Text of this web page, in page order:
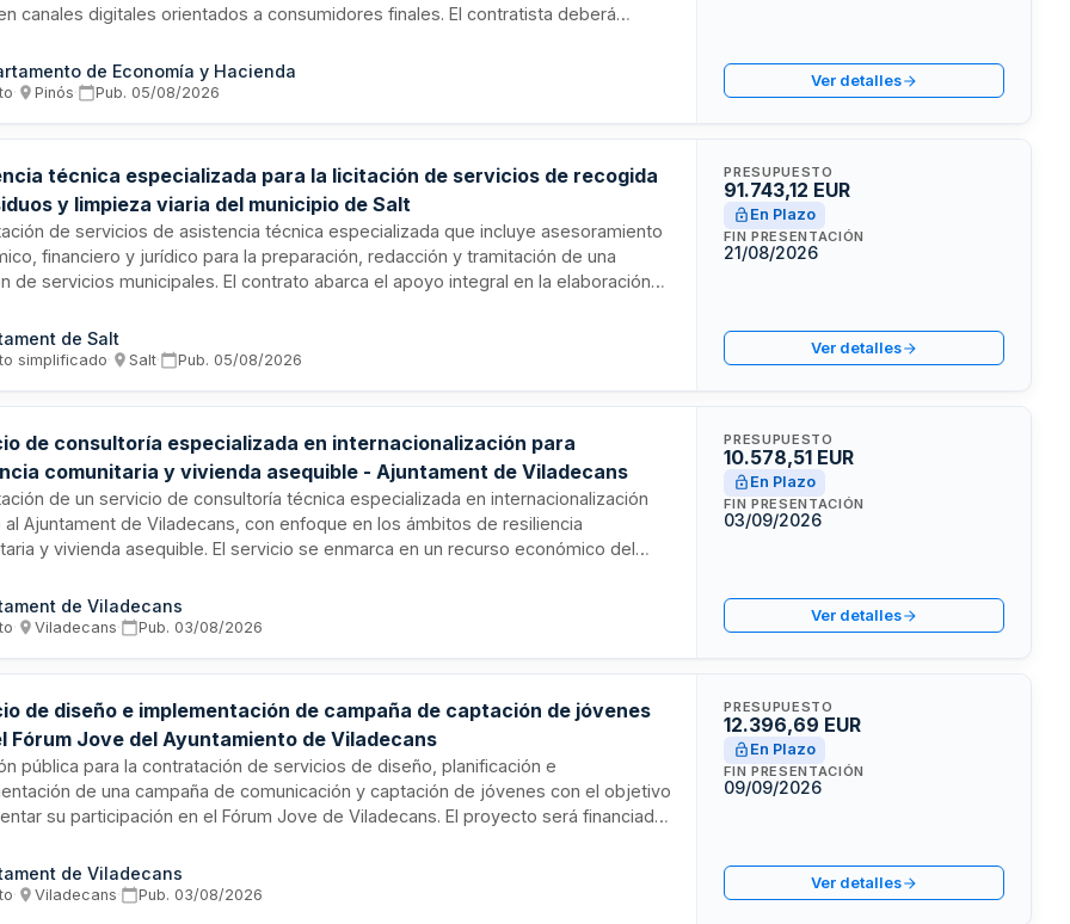
canales digitales orientados a consumidores finales. El contratista deberá
consultoría, definición y ejecución de estrategias de marketing
coordinación con centros de promoción turística internacionales y soporte en
de Economía y Hacienda
· Pinós· Pub. 05/08/2026
Ver detalles
técnica especializada para la licitación de servicios de recogida
y limpieza viaria del municipio de Salt
de servicios de asistencia técnica especializada que incluye asesoramiento
financiero y jurídico para la preparación, redacción y tramitación de una
de servicios municipales. El contrato abarca el apoyo integral en la elaboración
de pliegos de prescripciones técnicas y asistencia durante todo el
de licitación hasta la formalización del contrato de recogida de residuos,
de Salt.
de Salt
simplificado· Salt· Pub. 05/08/2026
PRESUPUESTO
91.743,12 EUR
En Plazo
FIN PRESENTACIÓN
21/08/2026
Ver detalles
de consultoría especializada en internacionalización para
comunitaria y vivienda asequible - Ajuntament de Viladecans
de un servicio de consultoría técnica especializada en internacionalización
al Ajuntament de Viladecans, con enfoque en los ámbitos de resiliencia
y vivienda asequible. El servicio se enmarca en un recurso económico del
apoyo técnico para posicionar el municipio en el ámbito internacional en
de políticas de cohesión social, sostenibilidad urbana y acceso a vivienda de
de Viladecans
· Viladecans· Pub. 03/08/2026
PRESUPUESTO
10.578,51 EUR
En Plazo
FIN PRESENTACIÓN
03/09/2026
Ver detalles
de diseño e implementación de campaña de captación de jóvenes
Fórum Jove del Ayuntamiento de Viladecans
pública para la contratación de servicios de diseño, planificación e
de una campaña de comunicación y captación de jóvenes con el objetivo
su participación en el Fórum Jove de Viladecans. El proyecto será financiado
integral de la estrategia comunicativa, gestión de medios y canales de difusión,
la ejecución de acciones dirigidas a incrementar la implicación de población
de Viladecans
· Viladecans· Pub. 03/08/2026
PRESUPUESTO
12.396,69 EUR
En Plazo
FIN PRESENTACIÓN
09/09/2026
Ver detalles